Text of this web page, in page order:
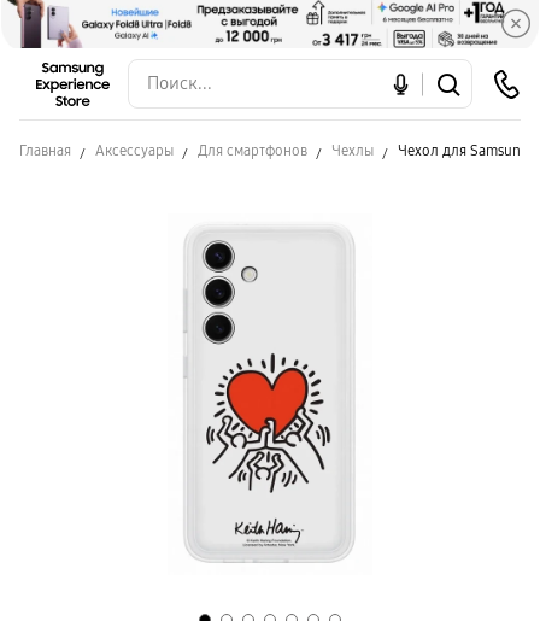
Главная Аксессуары Для смартфонов Чехлы Чехол для Samsung